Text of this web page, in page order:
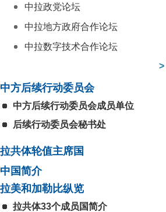
中拉政党论坛
中拉地方政府合作论坛
中拉数字技术合作论坛
>
中方后续行动委员会
中方后续行动委员会成员单位
后续行动委员会秘书处
拉共体轮值主席国
中国简介
拉美和加勒比纵览
拉共体33个成员国简介